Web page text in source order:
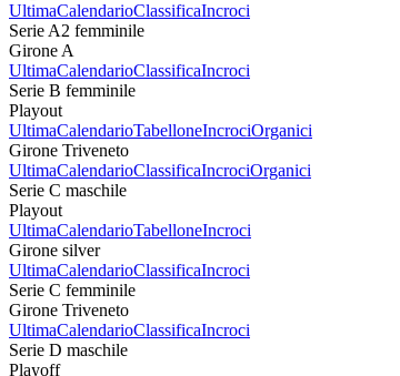
UltimaCalendarioClassificaIncroci
Serie A2 femminile
Girone A
UltimaCalendarioClassificaIncroci
Serie B femminile
Playout
UltimaCalendarioTabelloneIncrociOrganici
Girone Triveneto
UltimaCalendarioClassificaIncrociOrganici
Serie C maschile
Playout
UltimaCalendarioTabelloneIncroci
Girone silver
UltimaCalendarioClassificaIncroci
Serie C femminile
Girone Triveneto
UltimaCalendarioClassificaIncroci
Serie D maschile
Playoff